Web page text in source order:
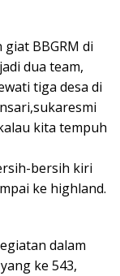
BBGRM di
dua team,
tiga desa di
kita tempuh
bersih kiri
ke highland.
dalam
ke 543,